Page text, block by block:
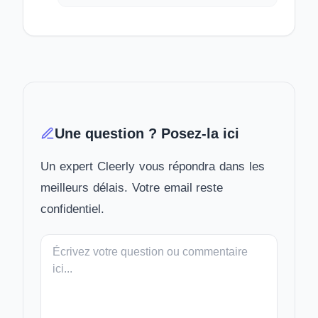
Une question ? Posez-la ici
Un expert Cleerly vous répondra dans les
meilleurs délais. Votre email reste
confidentiel.
Votre
message